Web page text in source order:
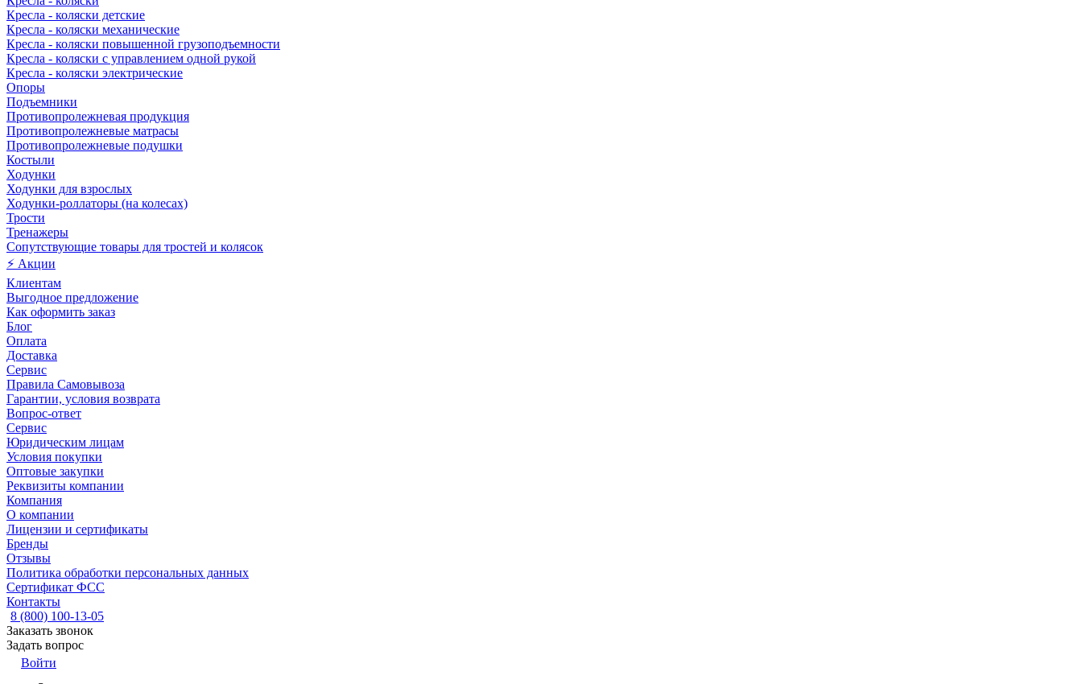
Кресла - коляски детские
Кресла - коляски механические
Кресла - коляски повышенной грузоподъемности
Кресла - коляски с управлением одной рукой
Кресла - коляски электрические
Опоры
Подъемники
Противопролежневая продукция
Противопролежневые матрасы
Противопролежневые подушки
Костыли
Ходунки
Ходунки для взрослых
Ходунки-роллаторы (на колесах)
Трости
Тренажеры
Сопутствующие товары для тростей и колясок
⚡ Акции
Клиентам
Выгодное предложение
Как оформить заказ
Блог
Оплата
Доставка
Сервис
Правила Самовывоза
Гарантии, условия возврата
Вопрос-ответ
Сервис
Юридическим лицам
Условия покупки
Оптовые закупки
Реквизиты компании
Компания
О компании
Лицензии и сертификаты
Бренды
Отзывы
Политика обработки персональных данных
Сертификат ФСС
Контакты
8 (800) 100-13-05
Заказать звонок
Задать вопрос
Войти